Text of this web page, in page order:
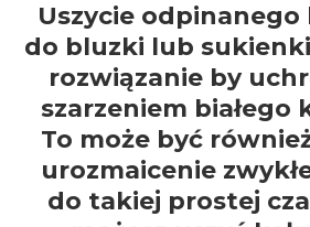
Uszycie odpinanego
do bluzki lub
rozwiązanie by
szarzeniem białego
To może być
urozmaicenie
do takiej prostej